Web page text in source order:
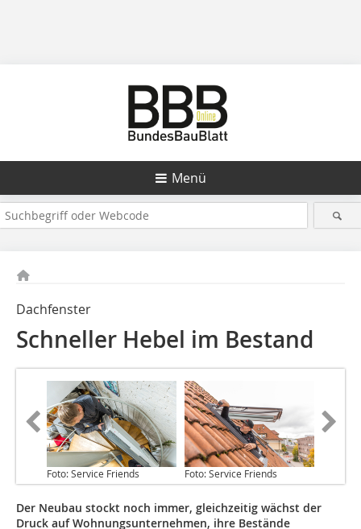
Menü
Dachfenster
Schneller Hebel im Bestand
Foto: Service Friends Foto: Service Friends
Der Neubau stockt noch immer, gleichzeitig wächst der
Druck auf Wohnungsunternehmen, ihre Bestände